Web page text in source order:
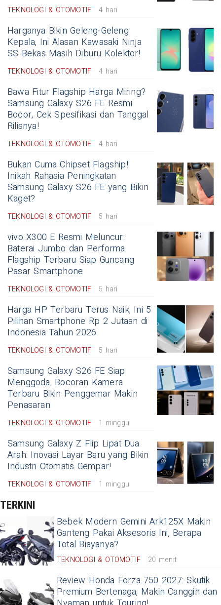
TEKNOLOGI & OTOMOTIF 4 hari
Harganya Bikin Geleng-Geleng
Kepala, Ini Alasan Kawasaki Ninja
SS Bekas Masih Diburu Kolektor!
TEKNOLOGI & OTOMOTIF 4 hari
Bawa Fitur Flagship Harga Miring?
Samsung Galaxy S26 FE Resmi
Bocor, Cek Spesifikasi dan Tanggal
Rilisnya!
TEKNOLOGI & OTOMOTIF 4 hari
Bukan Cuma Chipset Flagship!
Inikah Rahasia Peningkatan
Samsung Galaxy S26 FE yang Bikin
Kaget?
TEKNOLOGI & OTOMOTIF 5 hari
vivo X300 E Resmi Meluncur:
Baterai Jumbo dan Performa
Flagship Terbaru Siap Guncang
Pasar Smartphone
TEKNOLOGI & OTOMOTIF 5 hari
Harga HP Terbaru Terus Naik, Ini 5
Pilihan Smartphone Rp 2 Jutaan di
Indonesia Tahun 2026
TEKNOLOGI & OTOMOTIF 5 hari
Samsung Galaxy S26 FE Siap
Menggoda, Bocoran Kamera
Terbaru Bikin Penggemar Makin
Penasaran
TEKNOLOGI & OTOMOTIF 1 minggu
Samsung Galaxy Z Flip Lipat Dua
Arah: Inovasi Layar Baru yang Bikin
Industri Otomatis Gempar!
TEKNOLOGI & OTOMOTIF 1 minggu
TERKINI
Bebek Modern Gemini Ark125X Makin
Ganteng Pakai Aksesoris Ini, Berapa
Total Biayanya?
TEKNOLOGI & OTOMOTIF 20 menit
Review Honda Forza 750 2027: Skutik
Premium Bertenaga, Makin Canggih dan